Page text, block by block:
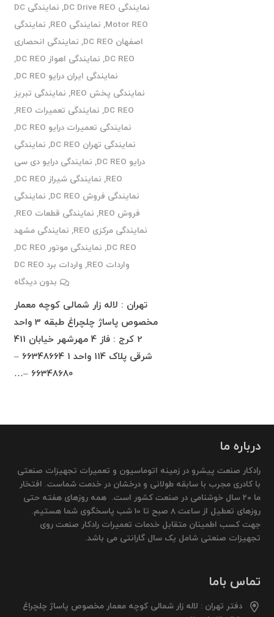
نمایندگی DC Drive REO
,
نمایندگی DC
Motor REO
, نمایندگی REO , نمایندگی
اصفهان DC REO
, نمایندگی انحصاری
DC REO
, نمایندگی اهواز DC REO
,
نمایندگی ایران درایو DC REO
,
نمایندگی پخش REO
, نمایندگی تبریز
DC REO
, نمایندگی تعمیرات REO
,
نمایندگی تعمیرات درایو DC REO
,
نمایندگی تهران DC REO
, نمایندگی
درایو DC REO
, نمایندگی درایو دی سی
REO
, نمایندگی شیراز DC REO
,
نمایندگی فروش DC REO
, نمایندگی
فروش REO
, نمایندگی قطعات REO
,
نمایندگی مرکزی REO
, نمایندگی مشهد
DC REO
, نمایندگی موتور DC REO
,
واردات REO
, واردات برد DC REO
بدون دیدگاه
تهران : لاله زار شمالی کوچه معمار
مخصوص پاساژ چلچراغ طبقه 3 واحد
2 کرج : فاز 4 مهرشهر خیابان 411
شرقی پلاک 114 واحد 1 66348664 –
66348680 –…
درباره ما
رادکار صنعت پیشرو در زمینه اتوماسیون و تعمیرات تجهیزات صنعتی
با کادری مجرب با سابقه طولانی و درخشان در خدمت شماست. افتخار
ما 20 سال خوشنامی در صنعت کشور است. همه روزهای هفته حتی
روزهای تعطیل از ساعت 8 صبح تا 10 شب پاسخگوی شما هستیم.
جهت کسب اطمینان متقابل خدمات تعمیرات رادکار صنعت روی
تجهیزات صنعتی شامل یک سال گارانتی می باشد.
تماس باما
دفتر تهران : لاله زار شمالی کوچه معمار مخصوص پاساژ چلچراغ